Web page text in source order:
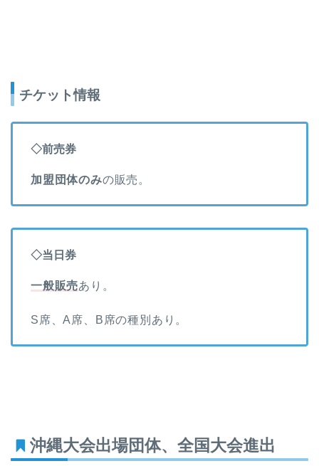
チケット情報
◇前売券
加盟団体のみの販売。
◇当日券
⼀般販売あり。
S席、A席、B席の種別あり。
沖縄大会出場団体、全国大会進出